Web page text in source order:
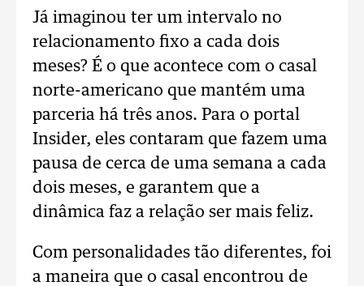
Já imaginou ter um intervalo no
relacionamento fixo a cada dois
meses? É o que acontece com o casal
norte-americano que mantém uma
parceria há três anos. Para o portal
Insider, eles contaram que fazem uma
pausa de cerca de uma semana a cada
dois meses, e garantem que a
dinâmica faz a relação ser mais feliz.
Com personalidades tão diferentes, foi
a maneira que o casal encontrou de